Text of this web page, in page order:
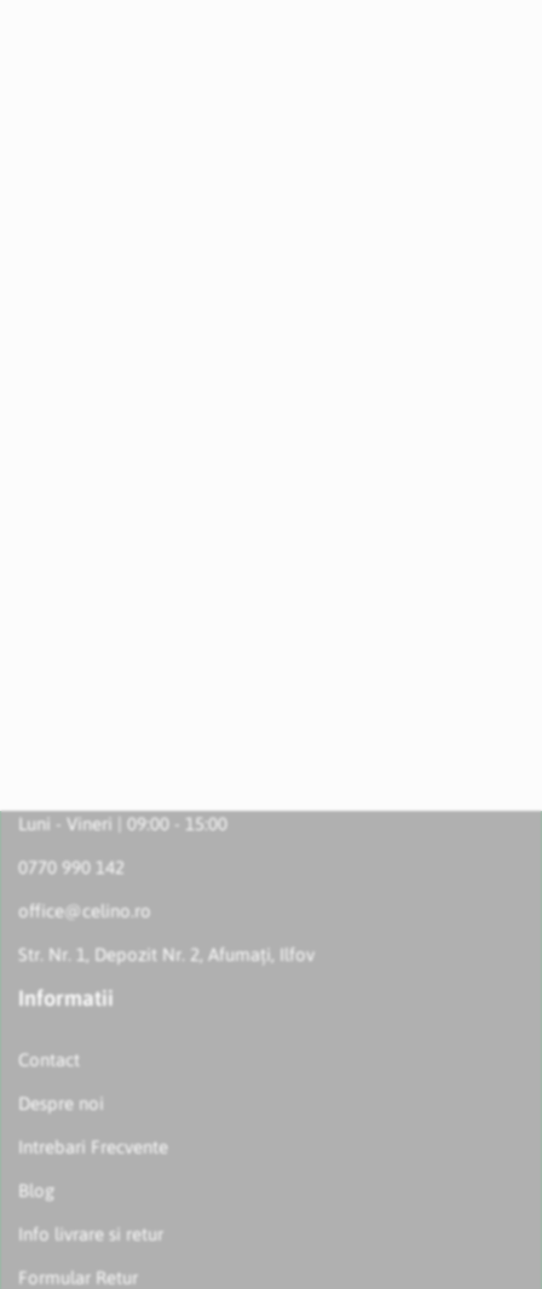
Luni - Vineri | 09:00 - 15:00
0770 990 142
office@celino.ro
Str. Nr. 1, Depozit Nr. 2, Afumați, Ilfov
Informatii
Contact
Despre noi
Intrebari Frecvente
Blog
Info livrare si retur
Formular Retur